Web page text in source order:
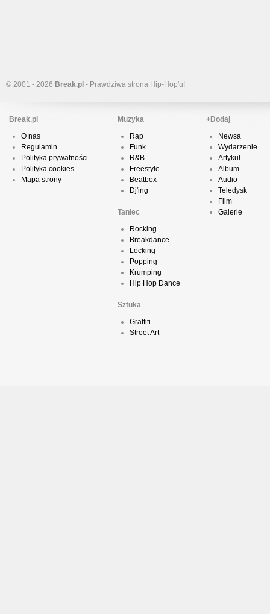
© 2001 - 2026 Break.pl - Prawdziwa strona Hip-Hop'u!
Break.pl
O nas
Regulamin
Polityka prywatności
Polityka cookies
Mapa strony
Muzyka
Rap
Funk
R&B
Freestyle
Beatbox
Dj'ing
Taniec
Rocking
Breakdance
Locking
Popping
Krumping
Hip Hop Dance
Sztuka
Graffiti
Street Art
+Dodaj
Newsa
Wydarzenie
Artykuł
Album
Audio
Teledysk
Film
Galerie